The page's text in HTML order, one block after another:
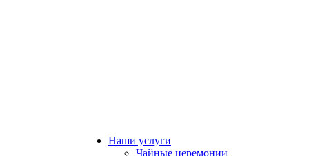
Наши услуги
Чайные церемонии